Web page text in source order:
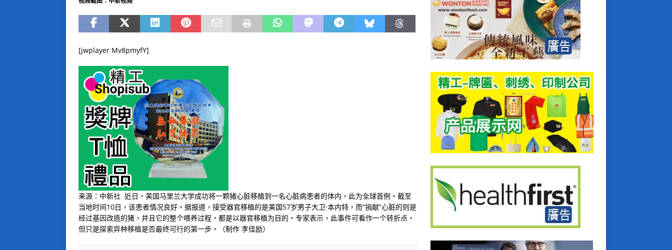
[jwplayer Mv8pmyfY]
来源：中新社 近日，美国马里兰大学成功将一颗猪心脏移植到一名心脏病患者的体内，此为全球首例。截至
当地时间10日，该患者情况良好。据报道，接受器官移植的是美国57岁男子大卫·本内特，而“捐献”心脏的则是
经过基因改造的猪，并且它的整个喂养过程，都是以器官移植为目的。专家表示，此事件可看作一个转折点，
但只是探索异种移植是否最终可行的第一步。（制作 李佳励）